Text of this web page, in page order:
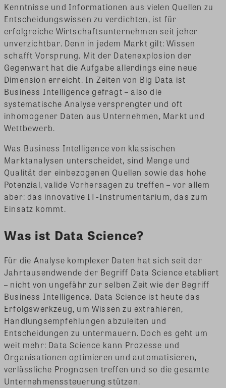
Kenntnisse und Informationen aus vielen Quellen zu
Entscheidungswissen zu verdichten, ist für
erfolgreiche Wirtschaftsunternehmen seit jeher
unverzichtbar. Denn in jedem Markt gilt: Wissen
schafft Vorsprung. Mit der Datenexplosion der
Gegenwart hat die Aufgabe allerdings eine neue
Dimension erreicht. In Zeiten von Big Data ist
Business Intelligence gefragt – also die
systematische Analyse versprengter und oft
inhomogener Daten aus Unternehmen, Markt und
Wettbewerb.
Was Business Intelligence von klassischen
Marktanalysen unterscheidet, sind Menge und
Qualität der einbezogenen Quellen sowie das hohe
Potenzial, valide Vorhersagen zu treffen – vor allem
aber: das innovative IT-Instrumentarium, das zum
Einsatz kommt.
Was ist Data Science?
Für die Analyse komplexer Daten hat sich seit der
Jahrtausendwende der Begriff Data Science etabliert
– nicht von ungefähr zur selben Zeit wie der Begriff
Business Intelligence. Data Science ist heute das
Erfolgswerkzeug, um Wissen zu extrahieren,
Handlungsempfehlungen abzuleiten und
Entscheidungen zu untermauern. Doch es geht um
weit mehr: Data Science kann Prozesse und
Organisationen optimieren und automatisieren,
verlässliche Prognosen treffen und so die gesamte
Unternehmenssteuerung stützen.